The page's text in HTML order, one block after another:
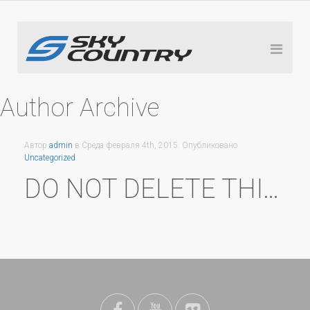
Author Archive
Автор admin в Среда февраля 4th, 2015. Опубликовано
Uncategorized
DO NOT DELETE THIS POST